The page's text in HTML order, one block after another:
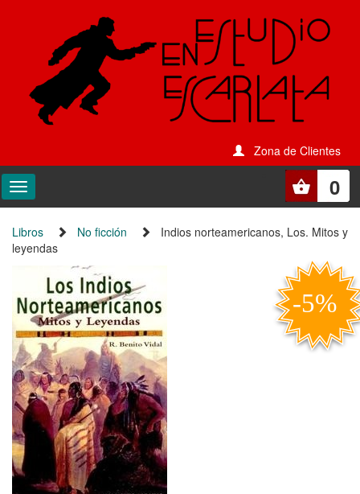
Zona de Clientes
0
Libros No ficción
Indios norteamericanos, Los. Mitos y
leyendas